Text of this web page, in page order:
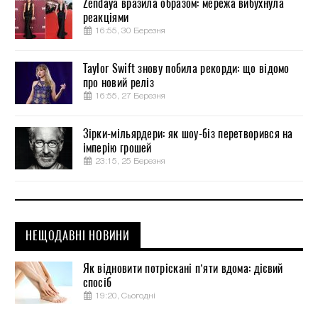
Zendaya вразила образом: мережа вибухнула
реакціями
16:55, 30 Березня
Taylor Swift знову побила рекорди: що відомо
про новий реліз
16:55, 27 Березня
Зірки-мільярдери: як шоу-біз перетворився на
імперію грошей
23:15, 25 Березня
НЕЩОДАВНІ НОВИНИ
Як відновити потріскані п’яти вдома: дієвий
спосіб
19:20, Сьогодні